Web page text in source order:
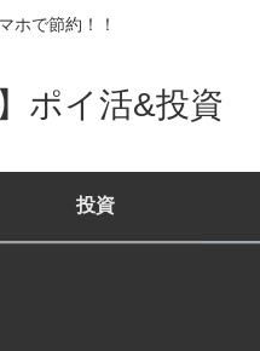
ホで節約！！
ポイ活&投資
投資